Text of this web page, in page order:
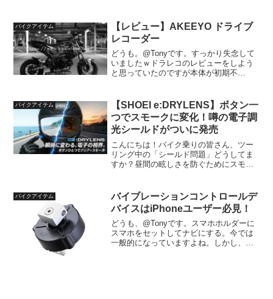
買おうと思っていたので、即買いしたん
ですね・・...
バイクアイテム
【レビュー】AKEEYO ドライブ
レコーダー
どうも。@Tonyです。すっかり失念して
いましたｗドラレコのレビューをしよう
と思っていたのですが本体が初期不
レビューをしますね^^ 今回購入したドラ
レコ スペック 取...
バイクアイテム
【SHOEI e:DRYLENS】ボタン一
つでスモークに変化！噂の電子調
光シールドがついに発売
こんにちは！バイク乗りの皆さん、ツー
リング中の「シールド問題」どうしてま
すか？昼間の眩しさを防ぐためにスモー
りますよね。かといって、クリアシール
ドだと昼間の西日がキツイ...
バイクアイテム
バイブレーションコントロールデ
バイスはiPhoneユーザー必見！
どうも、@Tonyです。スマホホルダーに
スマホをセットしてナビにする。今では
一般的になっていますよね。しかし、